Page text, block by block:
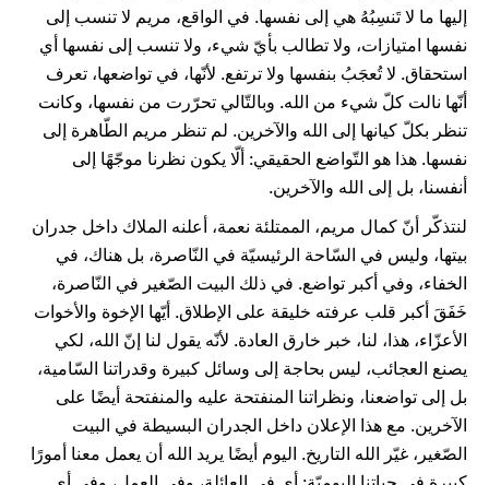
إليها ما لا تَنسِبُهُ هي إلى نفسها. في الواقع، مريم لا تنسب إلى
نفسها امتيازات، ولا تطالب بأيّ شيء، ولا تنسب إلى نفسها أي
استحقاق. لا تُعجَبُ بنفسها ولا ترتفع. لأنّها، في تواضعها، تعرف
أنّها نالت كلّ شيء من الله. وبالتّالي تحرّرت من نفسها، وكانت
تنظر بكلّ كيانها إلى الله والآخرين. لم تنظر مريم الطّاهرة إلى
نفسها. هذا هو التّواضع الحقيقي: ألّا يكون نظرنا موجّهًا إلى
أنفسنا، بل إلى الله والآخرين.
لنتذكّر أنّ كمال مريم، الممتلئة نعمة، أعلنه الملاك داخل جدران
بيتها، وليس في السّاحة الرئيسيّة في النّاصرة، بل هناك، في
الخفاء، وفي أكبر تواضع. في ذلك البيت الصّغير في النّاصرة،
خَفَقَ أكبر قلب عرفته خليقة على الإطلاق. أيّها الإخوة والأخوات
الأعزّاء، هذا، لنا، خبر خارق العادة. لأنّه يقول لنا إنّ الله، لكي
يصنع العجائب، ليس بحاجة إلى وسائل كبيرة وقدراتنا السّامية،
بل إلى تواضعنا، ونظراتنا المنفتحة عليه والمنفتحة أيضًا على
الآخرين. مع هذا الإعلان داخل الجدران البسيطة في البيت
الصّغير، غيّر الله التاريخ. اليوم أيضًا يريد الله أن يعمل معنا أمورًا